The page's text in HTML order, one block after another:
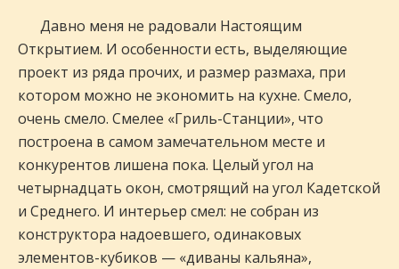
Давно меня не радовали Настоящим
Открытием. И особенности есть, выделяющие
проект из ряда прочих, и размер размаха, при
котором можно не экономить на кухне. Смело,
очень смело. Смелее «Гриль-Станции», что
построена в самом замечательном месте и
конкурентов лишена пока. Целый угол на
четырнадцать окон, смотрящий на угол Кадетской
и Среднего. И интерьер смел: не собран из
конструктора надоевшего, одинаковых
элементов-кубиков — «диваны кальяна»,